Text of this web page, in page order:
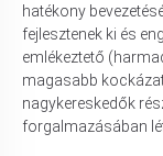
hatékony
fejlesztenek ki és
emlékeztető
magasabb
nagykereskedők
forgalmazásában